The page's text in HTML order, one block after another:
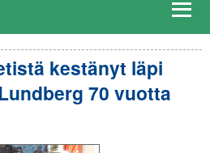
kestänyt läpi
70 vuotta